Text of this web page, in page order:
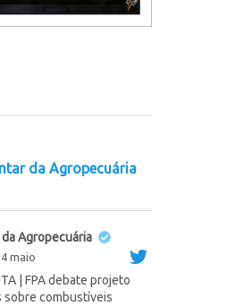
da Agropecuária
Agropecuária
4 maio
| FPA debate projeto
combustíveis